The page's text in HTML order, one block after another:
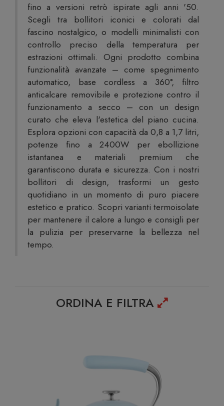
fino a versioni retrò ispirate agli anni '50.
Scegli tra bollitori iconici e colorati dal
fascino nostalgico, o modelli minimalisti con
controllo preciso della temperatura per
estrazioni ottimali. Ogni prodotto combina
funzionalità avanzate – come spegnimento
automatico, base cordless a 360°, filtro
anticalcare removibile e protezione contro il
funzionamento a secco – con un design
curato che eleva l'estetica del piano cucina.
Esplora opzioni con capacità da 0,8 a 1,7 litri,
potenze fino a 2400W per ebollizione
istantanea e materiali premium che
garantiscono durata e sicurezza. Con i nostri
bollitori di design, trasformi un gesto
quotidiano in un momento di puro piacere
estetico e pratico. Scopri varianti termoisolate
per mantenere il calore a lungo e consigli per
la pulizia per preservarne la bellezza nel
tempo.
ORDINA E FILTRA